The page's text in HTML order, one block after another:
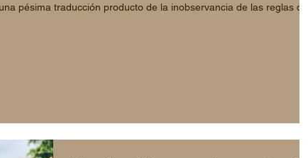
pésima traducción producto de la inobservancia de las reglas de